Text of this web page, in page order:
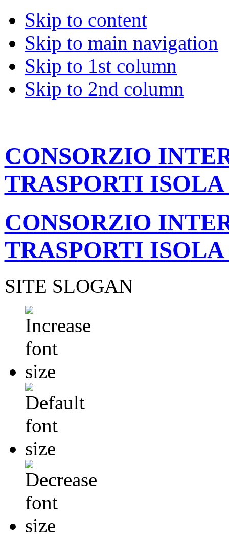
Skip to content
Skip to main navigation
Skip to 1st column
Skip to 2nd column
CONSORZIO
TRASPORTI
CONSORZIO
TRASPORTI
SITE SLOGAN